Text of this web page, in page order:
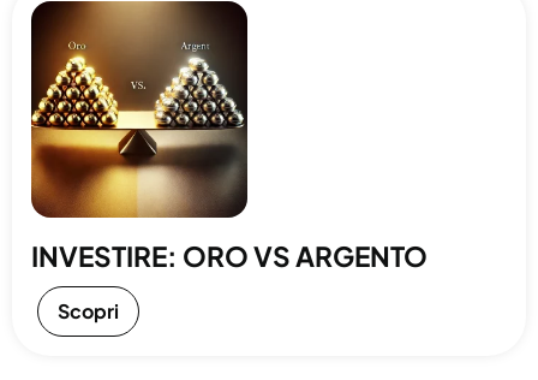
INVESTIRE: ORO VS ARGENTO
Scopri